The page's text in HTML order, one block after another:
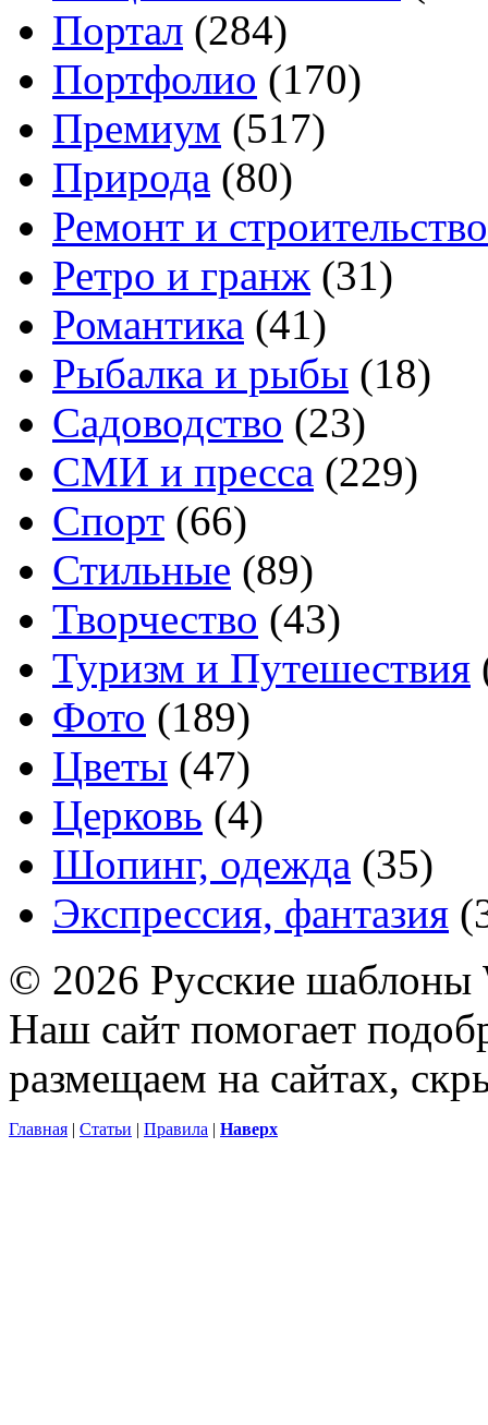
Портал (284)
Портфолио (170)
Премиум (517)
Природа (80)
Ремонт и строительство
Ретро и гранж (31)
Романтика (41)
Рыбалка и рыбы (18)
Садоводство (23)
СМИ и пресса (229)
Спорт (66)
Стильные (89)
Творчество (43)
Туризм и Путешествия
Фото (189)
Цветы (47)
Церковь (4)
Шопинг, одежда (35)
Экспрессия, фантазия
© 2026 Русские шаблоны
Наш сайт помогает
размещаем на сайтах,
Главная | Статьи | Правила | Наверх